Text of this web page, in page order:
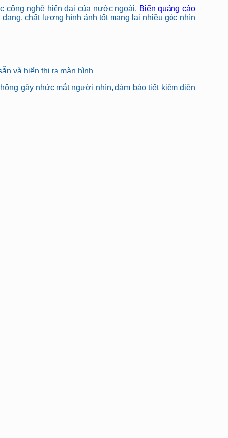
công nghệ hiện đại của nước ngoài. Biển quảng cáo
chất lượng hình ảnh tốt mang lại nhiều góc nhìn
và hiển thị ra màn hình.
gây nhức mắt người nhìn, đảm bảo tiết kiệm điện